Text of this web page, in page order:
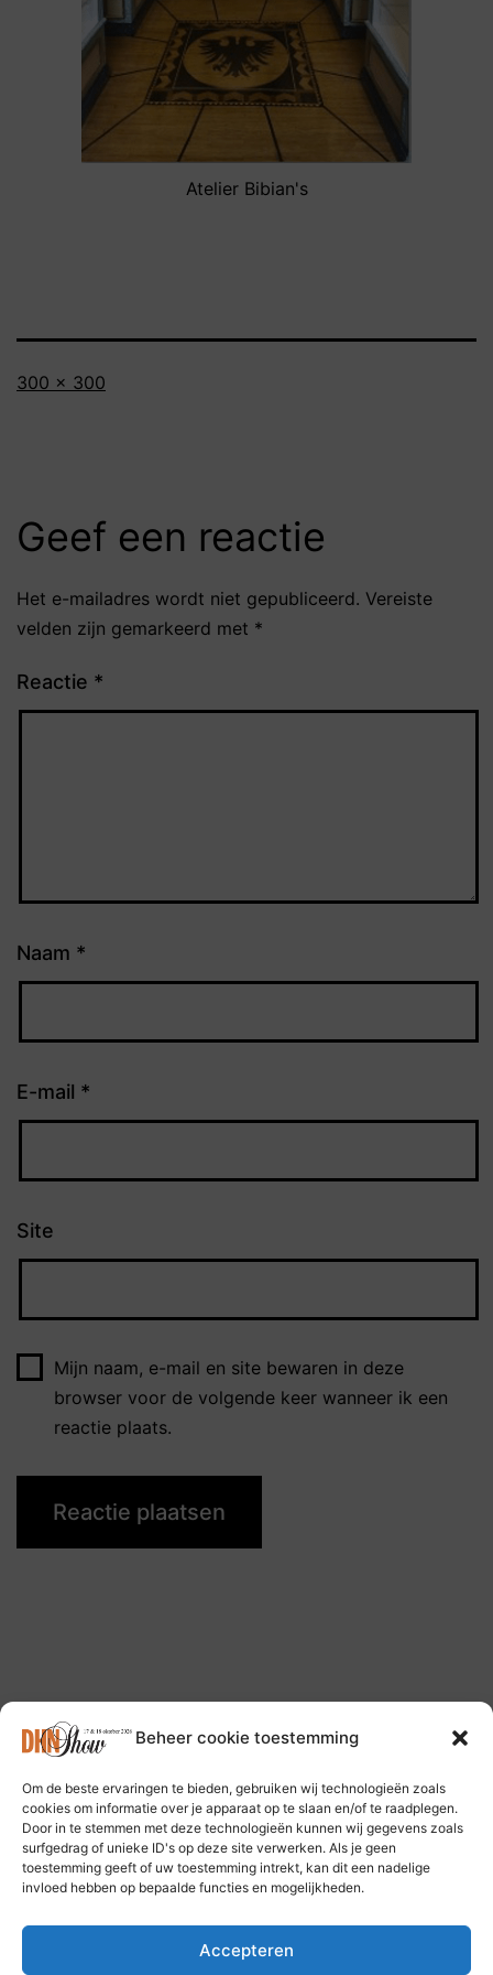
Beheer cookie toestemming
Om de beste ervaringen te bieden, gebruiken wij technologieën zoals
cookies om informatie over je apparaat op te slaan en/of te raadplegen.
Door in te stemmen met deze technologieën kunnen wij gegevens zoals
surfgedrag of unieke ID's op deze site verwerken. Als je geen
toestemming geeft of uw toestemming intrekt, kan dit een nadelige
invloed hebben op bepaalde functies en mogelijkheden.
Accepteren
Atelier Bibian's
Volledige
300 × 300
Geef een reactie
Het e-mailadres wordt niet gepubliceerd. Vereiste
velden zijn gemarkeerd met *
Reactie *
Naam *
E-mail *
Site
Mijn naam, e-mail en site bewaren in deze
browser voor de volgende keer wanneer ik een
reactie plaats.
Volg ons op: Bluesky Social Media